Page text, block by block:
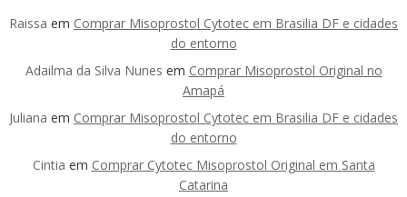
Raissa em Comprar Misoprostol Cytotec em Brasilia DF e cidades
do entorno
Adailma da Silva Nunes em Comprar Misoprostol Original no
Amapá
Juliana em Comprar Misoprostol Cytotec em Brasilia DF e cidades
do entorno
Cintia em Comprar Cytotec Misoprostol Original em Santa
Catarina